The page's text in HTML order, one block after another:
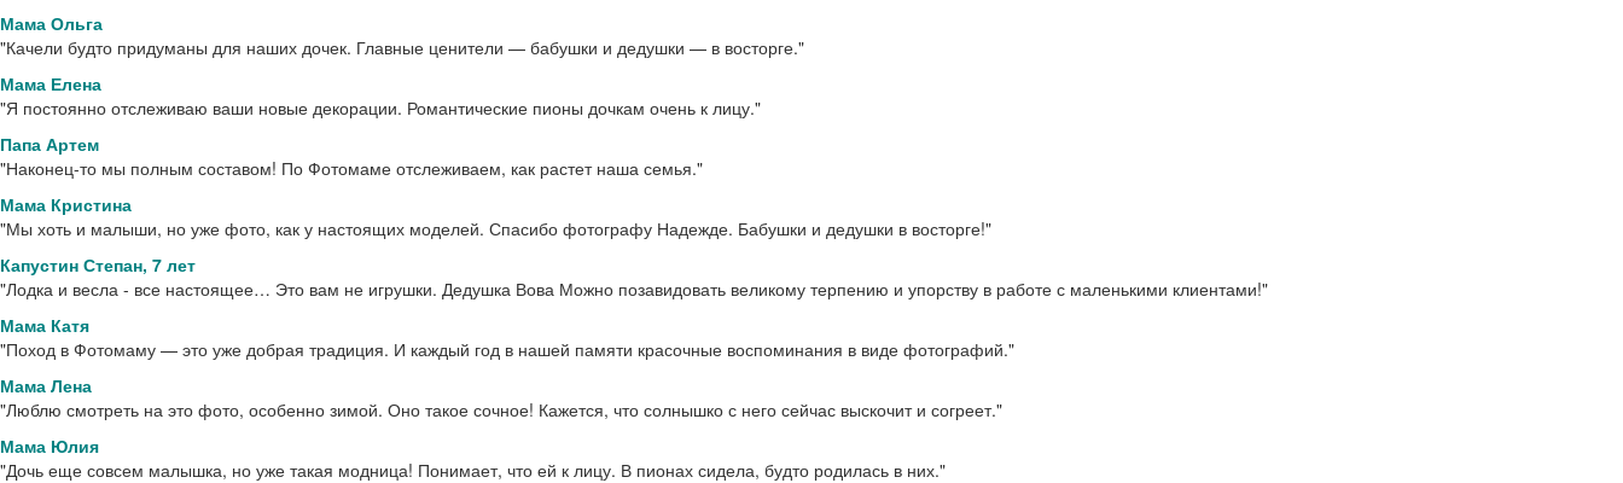
- сертификат на фотосессию.
приобрести фотосувениры
Мама Ольга
"Качели будто придуманы для наших дочек. Главные ценители — бабушки и дедушки — в восторге."
Мама Елена
"Я постоянно отслеживаю ваши новые декорации. Романтические пионы дочкам очень к лицу."
Папа Артем
"Наконец-то мы полным составом! По Фотомаме отслеживаем, как растет наша семья."
Мама Кристина
"Мы хоть и малыши, но уже фото, как у настоящих моделей. Спасибо фотографу Надежде. Бабушки и дедушки в восторге!"
Капустин Степан, 7 лет
"Лодка и весла - все настоящее… Это вам не игрушки. Дедушка Вова Можно позавидовать великому терпению и упорству в работе с маленькими клиентами!"
Мама Катя
"Поход в Фотомаму — это уже добрая традиция. И каждый год в нашей памяти красочные воспоминания в виде фотографий."
Мама Лена
"Люблю смотреть на это фото, особенно зимой. Оно такое сочное! Кажется, что солнышко с него сейчас выскочит и согреет."
Мама Юлия
"Дочь еще совсем малышка, но уже такая модница! Понимает, что ей к лицу. В пионах сидела, будто родилась в них."